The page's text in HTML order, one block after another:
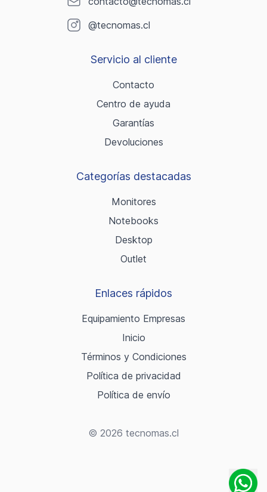
@tecnomas.cl
Servicio al cliente
Contacto
Centro de ayuda
Garantías
Devoluciones
Categorías destacadas
Monitores
Notebooks
Desktop
Outlet
Enlaces rápidos
Equipamiento Empresas
Inicio
Términos y Condiciones
Política de privacidad
Política de envío
© 2026 tecnomas.cl